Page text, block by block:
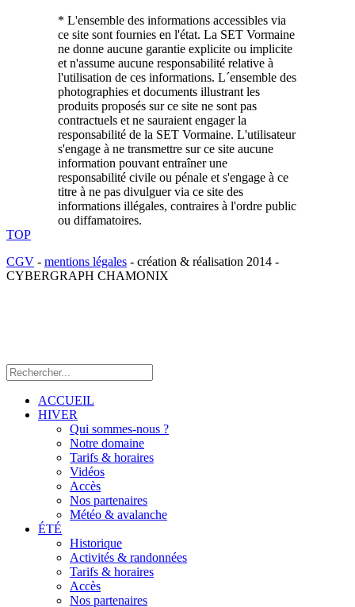
* L'ensemble des informations accessibles via
ce site sont fournies en l'état. La SET Vormaine
ne donne aucune garantie explicite ou implicite
et n'assume aucune responsabilité relative à
l'utilisation de ces informations. L´ensemble des
photographies et documents illustrant les
produits proposés sur ce site ne sont pas
contractuels et ne sauraient engager la
responsabilité de la SET Vormaine. L'utilisateur
s'engage à ne transmettre sur ce site aucune
information pouvant entraîner une
responsabilité civile ou pénale et s'engage à ce
titre à ne pas divulguer via ce site des
informations illégales, contraires à l'ordre public
ou diffamatoires.
TOP
CGV - mentions légales - création & réalisation 2014 -
CYBERGRAPH CHAMONIX
ACCUEIL
HIVER
Qui sommes-nous ?
Notre domaine
Tarifs & horaires
Vidéos
Accès
Nos partenaires
Météo & avalanche
ÉTÉ
Historique
Activités & randonnées
Tarifs & horaires
Accès
Nos partenaires